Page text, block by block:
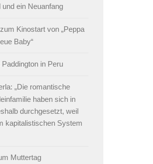
und ein Neuanfang
Kinostart von „Peppa
Baby“
in Peru
„Die romantische
haben sich in
durchgesetzt, weil
kapitalistischen System
Muttertag